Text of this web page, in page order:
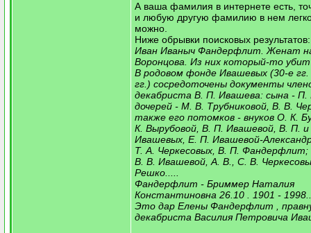
А ваша фамилия в интернете есть,
и любую другую фамилию в нем
можно.
Ниже обрывки поисковых результатов:
Иван Иваныч Фандерфлит. Женат
Воронцова. Из них который-то
В родовом фонде Ивашевых (30-е гг.
гг.) сосредоточены документы
декабриста В. П. Ивашева: сына - П.
дочерей - М. В. Трубниковой, В. В.
также его потомков - внуков О. К.
К. Вырубовой, В. П. Ивашевой, В. П. и
Ивашевых, Е. П. Ивашевой-
Т. А. Черкесовых, В. П. Фандерфлит;
В. В. Ивашевой, А. В., С. В.
Решко.....
Фандерфлит - Бриммер Наталия
Константиновна 26.10 . 1901 -
Это дар Елены Фандерфлит ,
декабриста Василия Петровича